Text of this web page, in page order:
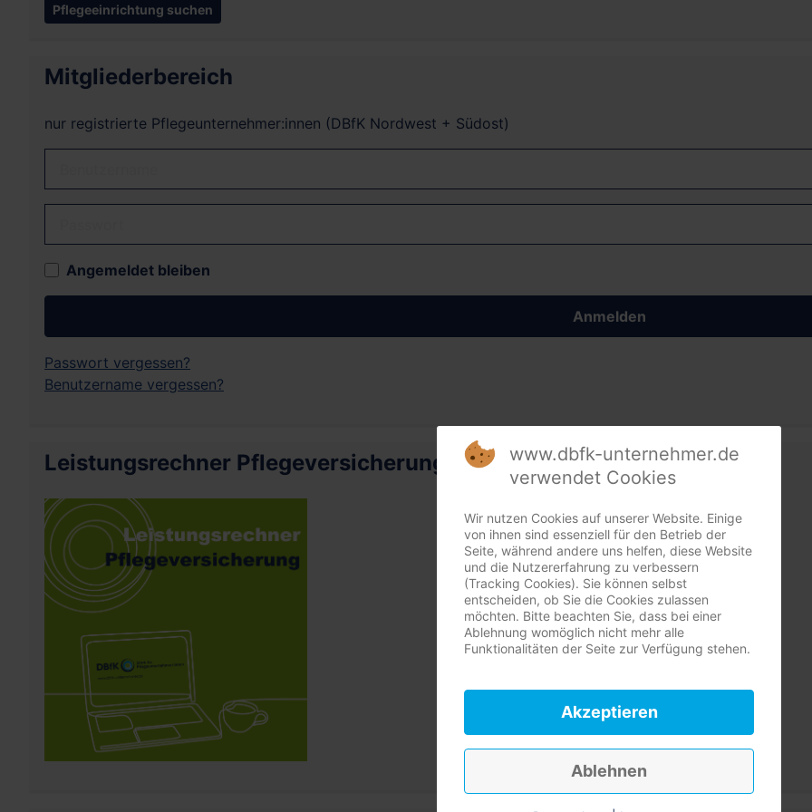
Mitgliederbereich
nur registrierte Pflegeunternehmer:innen (DBfK Nordwest + Südost)
Angemeldet bleiben
Anmelden
Passwort vergessen?
Benutzername vergessen?
Leistungsrechner Pflegeversicherung
www.dbfk-unternehmer.de
verwendet Cookies
Wir nutzen Cookies auf unserer Website. Einige
von ihnen sind essenziell für den Betrieb der
Seite, während andere uns helfen, diese Website
und die Nutzererfahrung zu verbessern
(Tracking Cookies). Sie können selbst
entscheiden, ob Sie die Cookies zulassen
möchten. Bitte beachten Sie, dass bei einer
Ablehnung womöglich nicht mehr alle
Funktionalitäten der Seite zur Verfügung stehen.
Akzeptieren
Ablehnen